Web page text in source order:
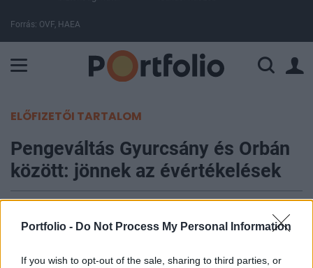
Portfolio - Do Not Process My Personal Information
If you wish to opt-out of the sale, sharing to third parties, or
Forrás: OVF, HAEA
ELŐFIZETŐI TARTALOM
Pengeváltás Gyurcsány és Orbán
között: jönnek az évértékelések
2007. február 09. 13:38
Jövő hétfőn kezdődik az Országgyűlés tavaszi